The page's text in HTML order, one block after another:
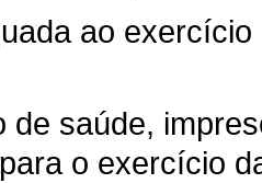
ao
de saúde,
o exercício